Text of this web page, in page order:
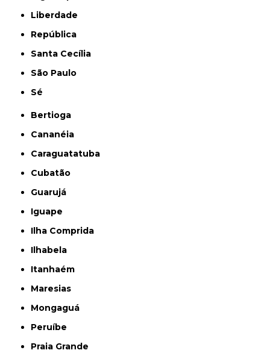
Liberdade
República
Santa Cecília
São Paulo
Sé
Bertioga
Cananéia
Caraguatatuba
Cubatão
Guarujá
Iguape
Ilha Comprida
Ilhabela
Itanhaém
Maresias
Mongaguá
Peruíbe
Praia Grande